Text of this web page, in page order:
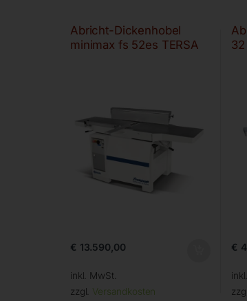
Abricht-Dickenhobel
minimax fs 52es TERSA
€ 13.590,00
inkl. MwSt.
zzgl. Versandkosten
32
€